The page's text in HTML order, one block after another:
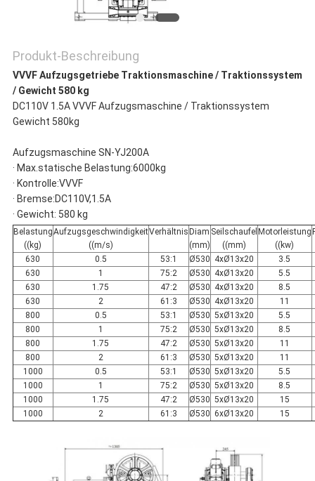
Produkt-Beschreibung
VVVF Aufzugsgetriebe Traktionsmaschine / Traktionssystem
/ Gewicht 580 kg
DC110V 1.5A VVVF Aufzugsmaschine / Traktionssystem
Gewicht 580kg
Aufzugsmaschine SN-YJ200A
· Max.statische Belastung:6000kg
· Kontrolle:VVVF
· Bremse:DC110V,1.5A
· Gewicht: 580 kg
Belastung
((kg)
Aufzugsgeschwindigkeit
((m/s)
Verhältnis Diam
(mm)
Seilschaufel
((mm)
Motorleistung
((kw)
630 0.5 53:1 Ø530 4xØ13x20
3.5
630
1 75:2 Ø530 4xØ13x20
5.5
630
1.75 47:2 Ø530 4xØ13x20
8.5
630
2 61:3 Ø530 4xØ13x20
11
800
0.5 53:1 Ø530 5xØ13x20
5.5
800
1 75:2 Ø530 5xØ13x20
8.5
800
1.75 47:2 Ø530 5xØ13x20
11
800
2 61:3 Ø530 5xØ13x20
11
1000
0.5 53:1 Ø530 5xØ13x20
5.5
1000
1 75:2 Ø530 5xØ13x20
8.5
1000
1.75 47:2 Ø530 5xØ13x20
15
1000
2 61:3 Ø530 6xØ13x20 15